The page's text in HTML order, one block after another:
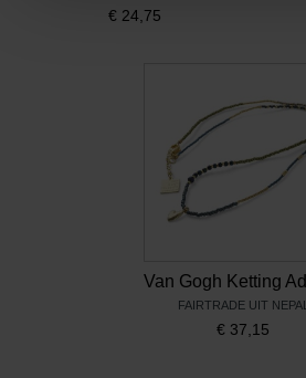
€ 24,75
FAIRTRADE UIT NEPAL
€ 37,15